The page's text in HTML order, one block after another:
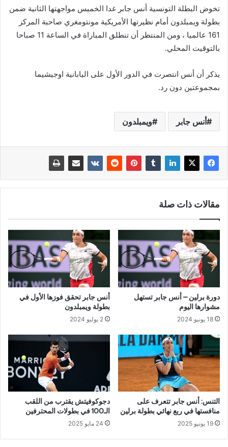
تخوض البطلة التونسية أنس جابر غدا الخميس مواجهتها الثانية ضمن
بطولة ويمبلدون أمام نظيرتها الأمريكية مونتومغري صاحبة المركز
161 عالميا ، ومن المنتظر أن تنطلق المباراة في الساعة 11 صباحا
بالتوقيت المحلي.
يذكر أن أنس انتصرت في الدور الأول على اليابانية اوجيشيما
بمجموعتين دون رد.
أنس جابر ويمبلدون
مقالات ذات صلة
دورة برلين – أنس جابر تستهل
مشوارها اليوم
18 يونيو 2024
أنس جابر تحقق فوزها الأول في
بطولة ويمبلدون
2 يوليو 2024
التنس: أنس جابر تتعرف على
منافستها في ربع نهائي بطولة برلين
19 يونيو 2025
دجوكوفيتش يقترب من اللقب
الـ100 في بطولات المحترفين
24 مايو 2025